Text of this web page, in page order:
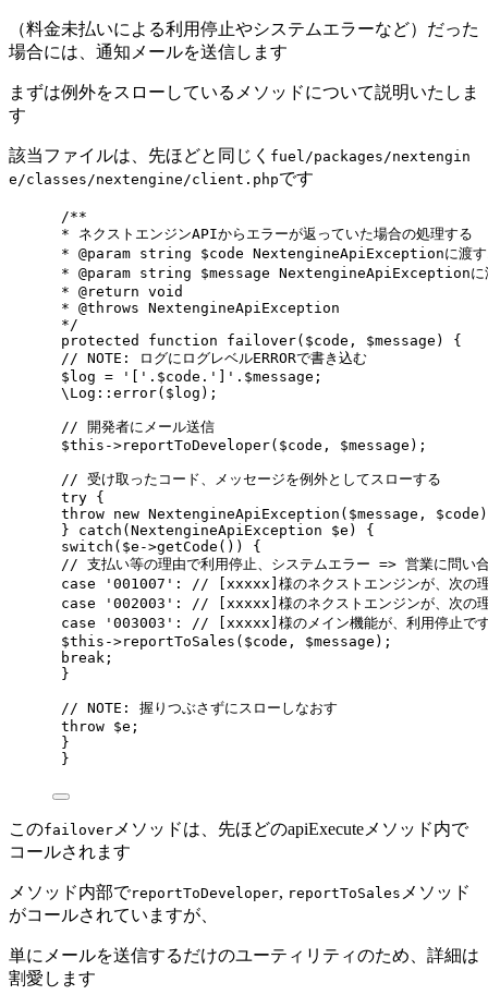
（料金未払いによる利用停止やシステムエラーなど）だった
場合には、通知メールを送信します
まずは例外をスローしているメソッドについて説明いたしま
す
該当ファイルは、先ほどと同じく fuel/packages/nextengin
e/classes/nextengine/client.phpです
/**
* ネクストエンジンAPIからエラーが返っていた場合の処理する
* @param string $code NextengineApiExceptionに渡す
* @param string $message NextengineApiExceptionに渡
* @return void
* @throws NextengineApiException
*/
protected function failover($code, $message) {
// NOTE: ログにログレベルERRORで書き込む
$log = '['.$code.']'.$message;
\Log::error($log);
// 開発者にメール送信
$this->reportToDeveloper($code, $message);
// 受け取ったコード、メッセージを例外としてスローする
try {
throw new NextengineApiException($message,
} catch(NextengineApiException $e) {
switch($e->getCode()) {
// 支払い等の理由で利用停止、システムエラー => 営業に問い
case '001007': // [xxxxx]様のネクストエンジンが、次の理
case '002003': // [xxxxx]様のネクストエンジンが、次の理
case '003003': // [xxxxx]様のメイン機能が、利用停止で
$this->reportToSales($code, $message);
break;
}
// NOTE: 握りつぶさずにスローしなおす
throw $e;
}
}
このfailover メソッドは、先ほどのapiExecuteメソッド内で
コールされます
メソッド内部でreportToDeveloper, reportToSales メソッド
がコールされていますが、
単にメールを送信するだけのユーティリティのため、詳細は
割愛します